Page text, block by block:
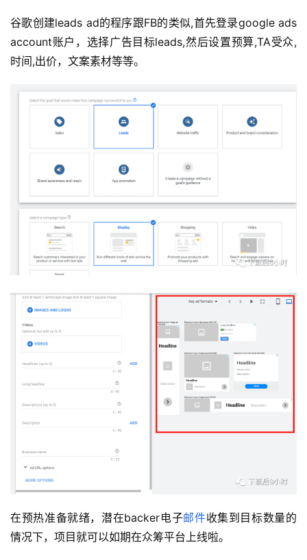
谷歌创建leads ad的程序跟FB的类似,首先登录google ads
account账户，选择广告目标leads,然后设置预算,TA受众,
时间,出价，文案素材等等。
在预热准备就绪，潜在backer电子邮件收集到目标数量的
情况下，项目就可以如期在众筹平台上线啦。